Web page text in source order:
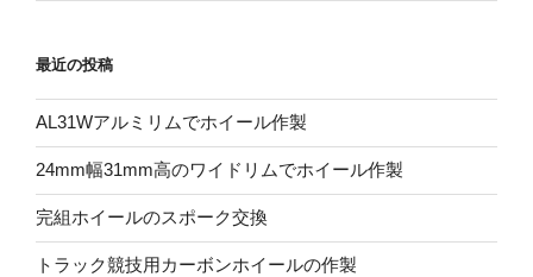
最近の投稿
AL31Wアルミリムでホイール作製
24mm幅31mm高のワイドリムでホイール作製
完組ホイールのスポーク交換
トラック競技用カーボンホイールの作製